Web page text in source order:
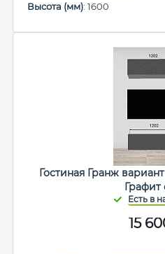
Высота (мм): 1600
Гостиная Гранж
Графит
15